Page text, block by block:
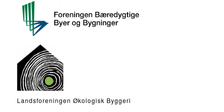
Landsforeningen Økologisk Byggeri